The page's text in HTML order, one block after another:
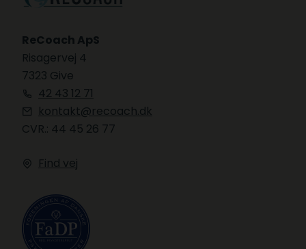
ReCoach ApS
Risagervej 4
7323 Give
42 43 12 71
kontakt@recoach.dk
CVR.: 44 45 26 77
Find vej